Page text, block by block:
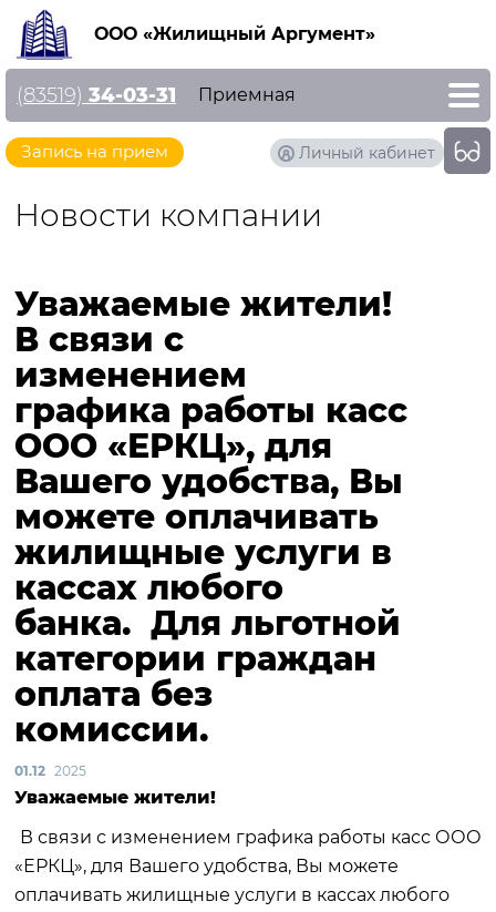
ООО «Жилищный Аргумент»
Запись на прием
(83519) 34-03-31 Приемная
Личный кабинет
Новости компании
Уважаемые жители!
В связи с
изменением
графика работы касс
ООО «ЕРКЦ», для
Вашего удобства, Вы
можете оплачивать
жилищные услуги в
кассах любого
банка. Для льготной
категории граждан
оплата без
комиссии.
01.12 2025
Уважаемые жители!
В связи с изменением графика работы касс ООО
«ЕРКЦ», для Вашего удобства, Вы можете
оплачивать жилищные услуги в кассах любого